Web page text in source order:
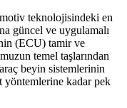
teknolojisindeki en
güncel ve uygulamalı
(ECU) tamir ve
temel taşlarından
beyin sistemlerinin
yöntemlerine kadar pek